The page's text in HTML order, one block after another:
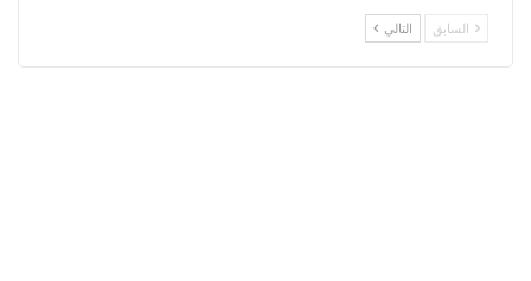
السابق التالي